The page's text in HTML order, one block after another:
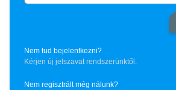
Nem tud bejelentkezni?
Kérjen új jelszavat rendszerünktől.
Nem regisztrált még nálunk?